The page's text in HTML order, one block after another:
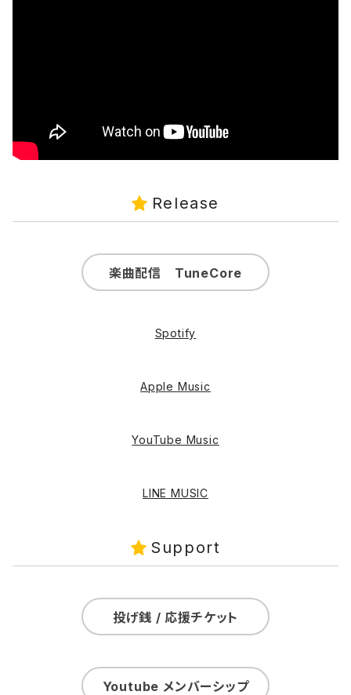
Release
楽曲配信 TuneCore
Spotify
Apple Music
YouTube Music
LINE MUSIC
Support
投げ銭 / 応援チケット
Youtube メンバーシップ